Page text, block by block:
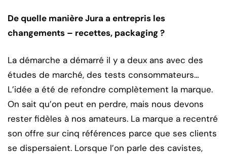
De quelle manière Jura a entrepris les
changements – recettes, packaging ?
La démarche a démarré il y a deux ans avec des
études de marché, des tests consommateurs…
L’idée a été de refondre complètement la marque.
On sait qu’on peut en perdre, mais nous devons
rester fidèles à nos amateurs. La marque a recentré
son offre sur cinq références parce que ses clients
se dispersaient. Lorsque l’on parle des cavistes,